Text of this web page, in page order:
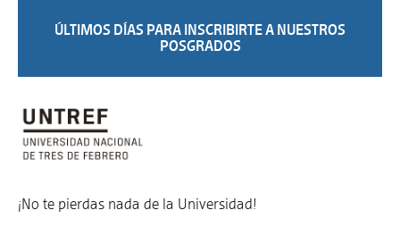
ÚLTIMOS DÍAS PARA INSCRIBIRTE A NUESTROS
POSGRADOS
¡No te pierdas nada de la Universidad!